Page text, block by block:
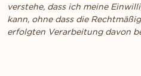
verstehe, dass ich meine
kann, ohne dass die
erfolgten Verarbeitung davon